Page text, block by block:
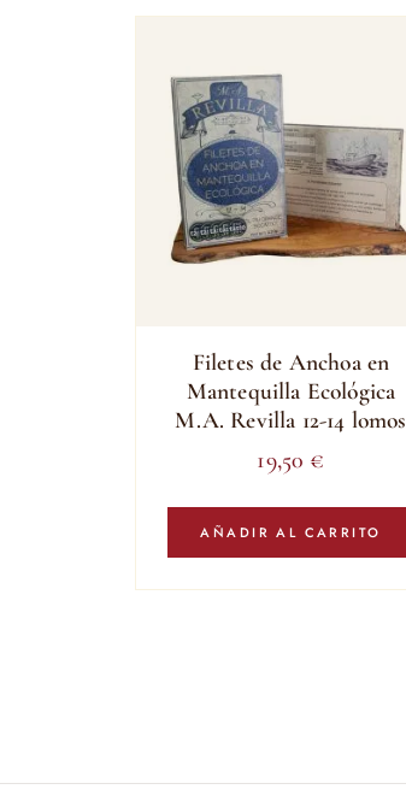
Filetes de Anchoa en
Mantequilla Ecológica
M.A. Revilla 12-14 lomos
19,50 €
AÑADIR AL CARRITO